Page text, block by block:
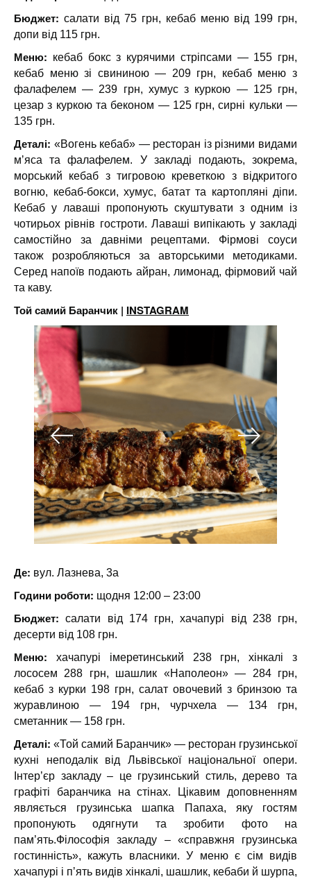
Бюджет: салати від 75 грн, кебаб меню від 199 грн,
допи від 115 грн.
Меню: кебаб бокс з курячими стріпсами — 155 грн,
кебаб меню зі свининою — 209 грн, кебаб меню з
фалафелем — 239 грн, хумус з куркою — 125 грн,
цезар з куркою та беконом — 125 грн, сирні кульки —
135 грн.
Деталі: «Вогень кебаб» — ресторан із різними видами
мʼяса та фалафелем. У закладі подають, зокрема,
морський кебаб з тигровою креветкою з відкритого
вогню, кебаб-бокси, хумус, батат та картопляні діпи.
Кебаб у лаваші пропонують скуштувати з одним із
чотирьох рівнів гостроти. Лаваші випікають у закладі
самостійно за давніми рецептами. Фірмові соуси
також розробляються за авторськими методиками.
Серед напоїв подають айран, лимонад, фірмовий чай
та каву.
Той самий Баранчик | INSTAGRAM
Де: вул. Лазнева, 3а
Години роботи: щодня 12:00 – 23:00
Бюджет:салати від 174 грн, хачапурі від 238 грн,
десерти від 108 грн.
Меню:
хачапурі імеретинський 238 грн, хінкалі з
лососем 288 грн, шашлик «Наполеон» — 284 грн,
кебаб з курки 198 грн, салат овочевий з бринзою та
журавлиною — 194 грн, чурчхела — 134 грн,
сметанник — 158 грн.
Деталі: «Той самий Баранчик» — ресторан грузинської
кухні неподалік від Львівської національної опери.
Інтер’єр закладу – це грузинський стиль, дерево та
графіті баранчика на стінах. Цікавим доповненням
являється грузинська шапка Папаха, яку гостям
пропонують одягнути та зробити фото на
пам’ять.Філософія закладу – «справжня грузинська
гостинність», кажуть власники. У меню є сім видів
хачапурі і пʼять видів хінкалі, шашлик, кебаби й шурпа,